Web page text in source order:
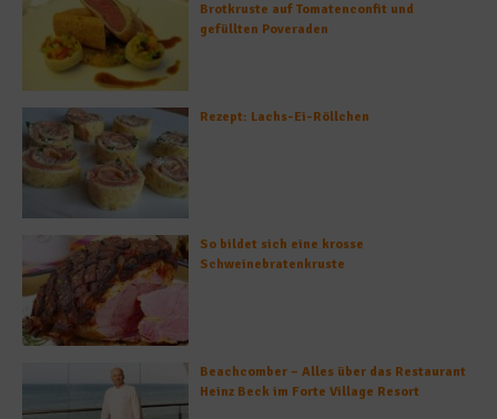
Brotkruste auf Tomatenconfit und
gefüllten Poveraden
Rezept: Lachs-Ei-Röllchen
So bildet sich eine krosse
Schweinebratenkruste
Beachcomber – Alles über das Restaurant
Heinz Beck im Forte Village Resort